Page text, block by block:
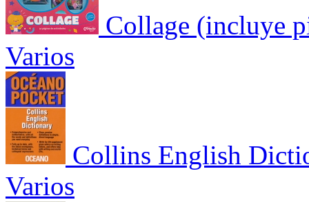
Collage (incluye
Varios
Collins English
Varios